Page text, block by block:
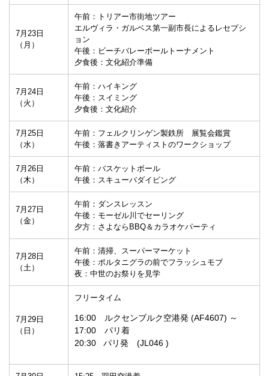
7月23日
（月）
午前：トリアー市街地ツアー
エルヴィラ・ガルベス第一副市長によるレセプシ
ョン
午後：ビーチバレーボールトーナメント
夕食後：文化紹介準備
7月24日
（火）
午前：ハイキング
午後：スイミング
夕食後：文化紹介
7月25日
（水）
午前：フェルクリンゲン製鉄所 展覧会鑑賞
午後：落書きアーティストのワークショップ
7月26日
（木）
午前：バスケットボール
午後：スキューバダイビング
7月27日
（金）
午前：ダンスレッスン
午後：モーゼル川でセーリング
夕方：さよならBBQ＆カラオケパーティ
7月28日
（土）
午前：清掃、スーパーマーケット
午後：ポルタニグラの前でフラッシュモブ
夜：中世のお祭りを見学
7月29日
（日）
フリータイム
16:00 ルクセンブルク空港発 (AF4607) ～
17:00 パリ着
20:30 パリ発 (JL046 )